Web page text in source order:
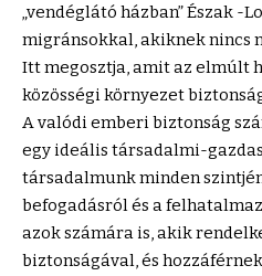
„vendéglátó házban” Észak -
migránsokkal, akiknek nincs
Itt megosztja, amit az elmúlt
közösségi környezet
A valódi emberi biztonság
egy ideális társadalmi-
társadalmunk minden
befogadásról és a
azok számára is, akik
biztonságával, és